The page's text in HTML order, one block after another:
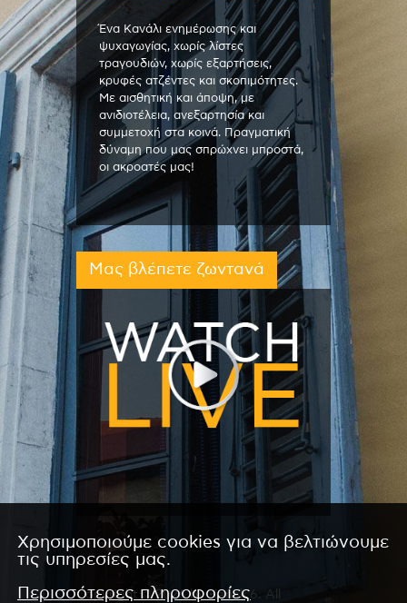
Ένα Κανάλι ενημέρωσης και
ψυχαγωγίας, χωρίς λίστες
τραγουδιών, χωρίς εξαρτήσεις,
κρυφές ατζέντες και σκοπιμότητες.
Με αισθητική και άποψη, με
ανιδιοτέλεια, ανεξαρτησία και
συμμετοχή στα κοινά. Πραγματική
δύναμη που μας σπρώχνει μπροστά,
οι ακροατές μας!
Μας βλέπετε ζωντανά
Copyright © 2026 by Kanali 6. All
Χρησιμοποιούμε cookies για να βελτιώνουμε
τις υπηρεσίες μας.
Περισσότερες πληροφορίες